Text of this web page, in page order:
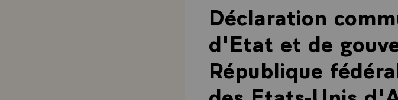
Déclaration
d'Etat et de
République